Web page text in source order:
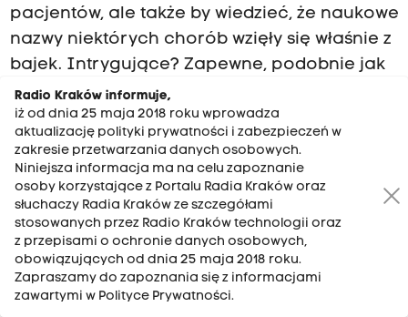
pacjentów, ale także by wiedzieć, że naukowe
nazwy niektórych chorób wzięły się właśnie z
bajek. Intrygujące? Zapewne, podobnie jak
rozmowa Marzeny Florkowskiej z prof.
Mikołajem Spodarykiem, pediatrą z
Uniwersyteckiego Szpitala Dziecięcego w
Prokocimiu.
Posłuchaj prof. Mariana Lewandowskiego z Zakładu
Neurofizjologii i Chronobiologii Uniwersytetu
Jagiellońskiego
Radio Kraków informuje,
iż od dnia 25 maja 2018 roku wprowadza
aktualizację polityki prywatności i zabezpieczeń w
zakresie przetwarzania danych osobowych.
Niniejsza informacja ma na celu zapoznanie
osoby korzystające z Portalu Radia Kraków oraz
słuchaczy Radia Kraków ze szczegółami
stosowanych przez Radio Kraków technologii oraz
z przepisami o ochronie danych osobowych,
obowiązujących od dnia 25 maja 2018 roku.
Zapraszamy do zapoznania się z informacjami
zawartymi w Polityce Prywatności.